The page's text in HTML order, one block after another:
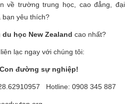
về trường trung học, cao đẳng, đại
bạn yêu thích?
du học New Zealand cao nhất?
lạc ngay với chúng tôi:
Con đường sự nghiệp!
Hotline: 0908 345 887